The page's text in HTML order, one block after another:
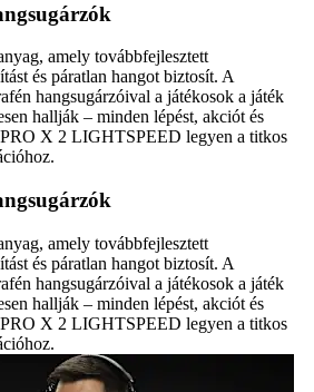
amely továbbfejlesztett
és páratlan hangot biztosít. A
hangsugárzóival a játékosok a játék
hallják – minden lépést, akciót és
X 2 LIGHTSPEED legyen a titkos
amely továbbfejlesztett
és páratlan hangot biztosít. A
hangsugárzóival a játékosok a játék
hallják – minden lépést, akciót és
X 2 LIGHTSPEED legyen a titkos